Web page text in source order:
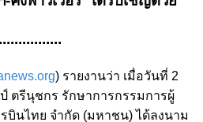
) รายงานว่า เมื่อวันที่ 2
ตรีนุชกร รักษาการกรรมการผู้
บินไทย จำกัด (มหาชน) ได้ลงนาม